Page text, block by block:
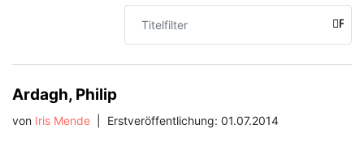
Ardagh, Philip
von Iris Mende Erstveröffentlichung: 01.07.2014